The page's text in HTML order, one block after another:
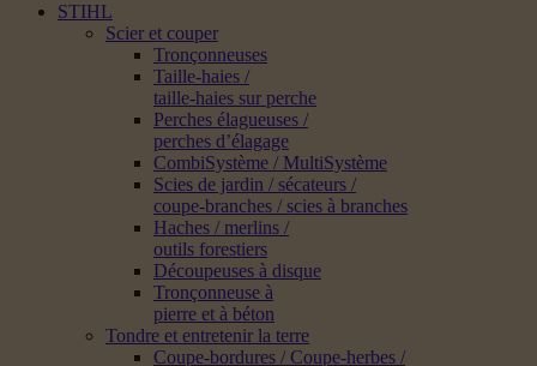
STIHL
Scier et couper
Tronçonneuses
Taille-haies /
taille-haies sur perche
Perches élagueuses /
perches d’élagage
CombiSystème / MultiSystème
Scies de jardin / sécateurs /
coupe-branches / scies à branches
Haches / merlins /
outils forestiers
Découpeuses à disque
Tronçonneuse à
pierre et à béton
Tondre et entretenir la terre
Coupe-bordures / Coupe-herbes /